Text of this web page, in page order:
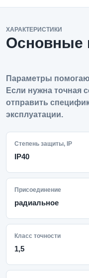
ХАРАКТЕРИСТИКИ
Основные
Параметры
Если нужна точная
отправить
эксплуатации.
Степень защиты, IP
IP40
Присоединение
радиальное
Класс точности
1,5